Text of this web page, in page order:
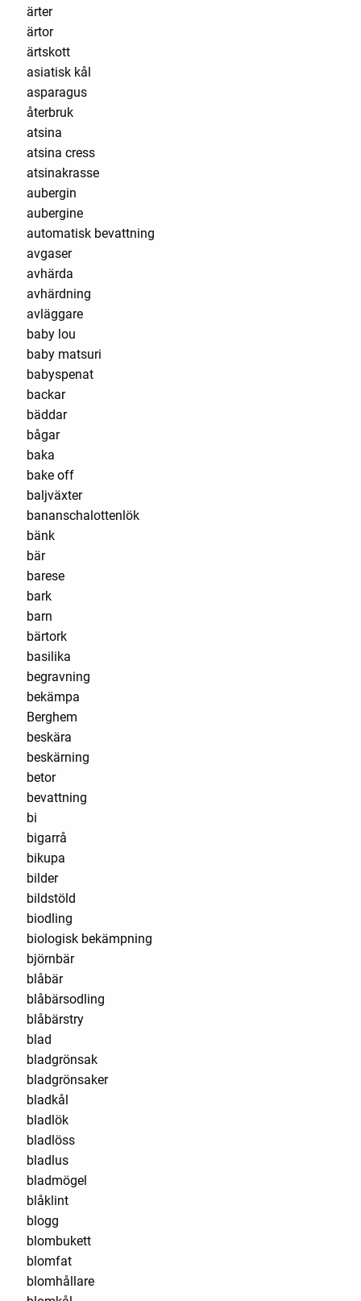
ärter
ärtor
ärtskott
asiatisk kål
asparagus
återbruk
atsina
atsina cress
atsinakrasse
aubergin
aubergine
automatisk bevattning
avgaser
avhärda
avhärdning
avläggare
baby lou
baby matsuri
babyspenat
backar
bäddar
bågar
baka
bake off
baljväxter
bananschalottenlök
bänk
bär
barese
bark
barn
bärtork
basilika
begravning
bekämpa
Berghem
beskära
beskärning
betor
bevattning
bi
bigarrå
bikupa
bilder
bildstöld
biodling
biologisk bekämpning
björnbär
blåbär
blåbärsodling
blåbärstry
blad
bladgrönsak
bladgrönsaker
bladkål
bladlök
bladlöss
bladlus
bladmögel
blåklint
blogg
blombukett
blomfat
blomhållare